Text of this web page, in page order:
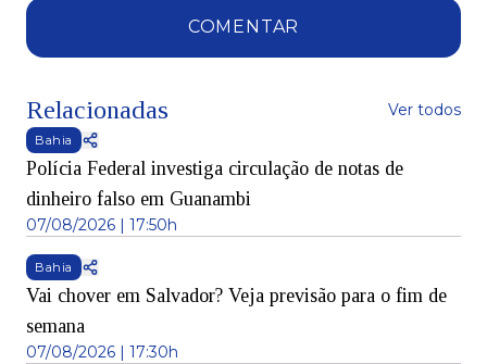
COMENTAR
Relacionadas Ver todos
Bahia
Polícia Federal investiga circulação de notas de
dinheiro falso em Guanambi
07/08/2026 | 17:50h
Bahia
Vai chover em Salvador? Veja previsão para o fim de
semana
07/08/2026 | 17:30h